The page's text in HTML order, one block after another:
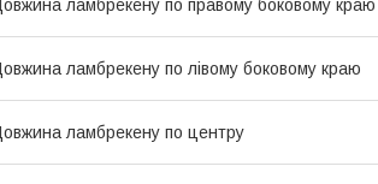
ламбрекену по правому боковому краю
ламбрекену по лівому боковому краю
ламбрекену по центру